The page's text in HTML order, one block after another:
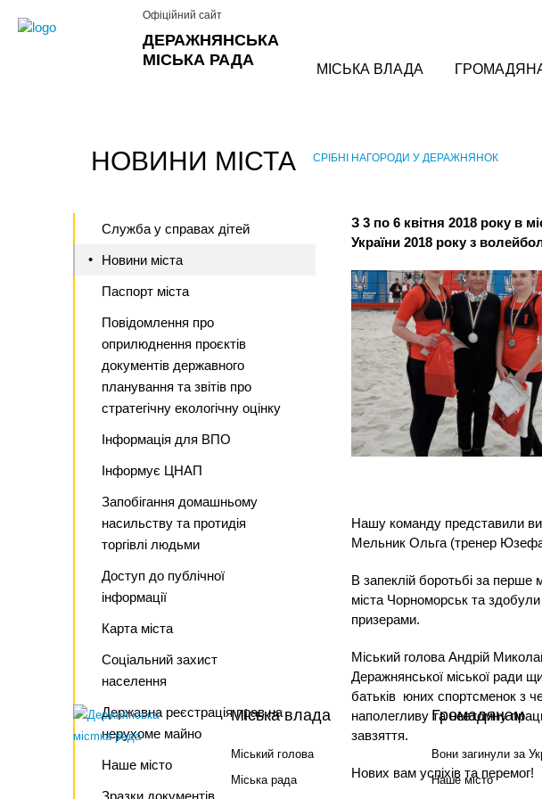
ДЕРАЖНЯНСЬКА
МІСЬКА РАДА
Офіційний сайт
МІСЬКА ВЛАДА
НОВИНИ МІСТА СРІБНІ НАГОРОДИ У ДЕРАЖНЯНОК
Служба у справах дітей
Новини міста
Паспорт міста
Повідомлення про
оприлюднення проєктів
документів державного
планування та звітів про
стратегічну екологічну оцінку
Інформація для ВПО
Інформує ЦНАП
Запобігання домашньому
насильству та протидія
торгівлі людьми
Доступ до публічної
інформації
Карта міста
Соціальний захист
населення
Державна реєстрація прав на
нерухоме майно
Наше місто
Зразки документів
З 3 по 6 квітня 2018 року в
України 2018 року з
Нашу команду представили
Мельник Ольга (тренер Юзефа
В запеклій боротьбі за перше
міста Чорноморськ та
призерами.
Міський голова Андрій
Деражнянської міської ради
батьків юних спортсменок з
наполегливу та невтомну
завзяття.
Нових вам успіхів та перемог!
Міська влада
Міський голова
Міська рада
Громадянам
Вони загинули за
Наше місто